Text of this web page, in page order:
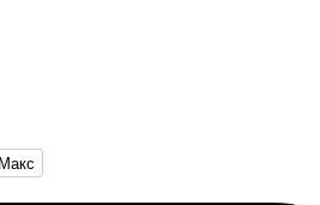
Макс